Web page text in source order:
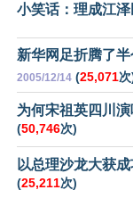
小笑话：理成江
新华网足折腾了
2005/12/14 (25,071次
为何宋祖英四川
(50,746次)
以总理沙龙大获
(25,211次)